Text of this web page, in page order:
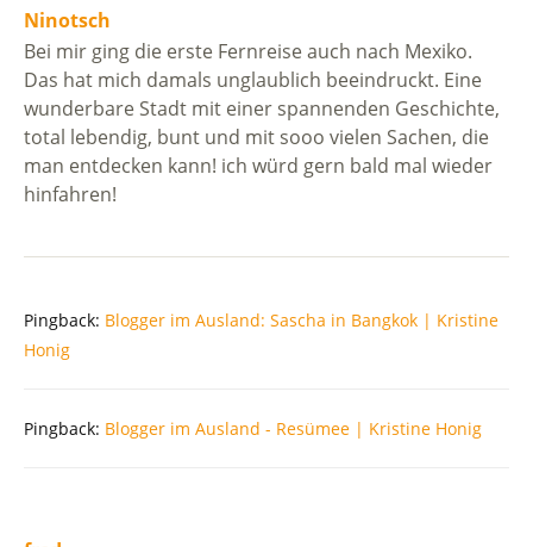
Ninotsch
Bei mir ging die erste Fernreise auch nach Mexiko.
Das hat mich damals unglaublich beeindruckt. Eine
wunderbare Stadt mit einer spannenden Geschichte,
total lebendig, bunt und mit sooo vielen Sachen, die
man entdecken kann! ich würd gern bald mal wieder
hinfahren!
Pingback: Blogger im Ausland: Sascha in Bangkok | Kristine
Honig
Pingback: Blogger im Ausland - Resümee | Kristine Honig